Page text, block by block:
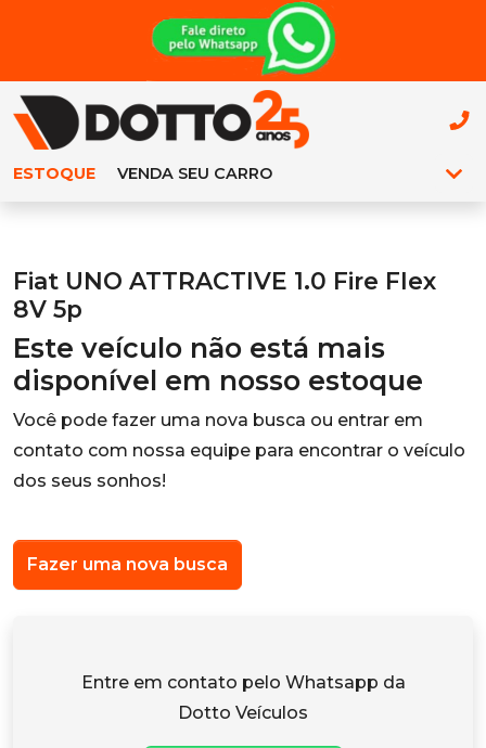
ESTOQUE VENDA SEU CARRO
Fiat UNO ATTRACTIVE 1.0 Fire Flex
8V 5p
Este veículo não está mais
disponível em nosso estoque
Você pode fazer uma nova busca ou entrar em
contato com nossa equipe para encontrar o veículo
dos seus sonhos!
Fazer uma nova busca
Entre em contato pelo Whatsapp da
Dotto Veículos